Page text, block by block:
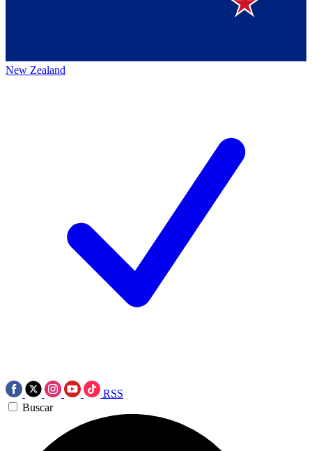
New Zealand
RSS
Buscar